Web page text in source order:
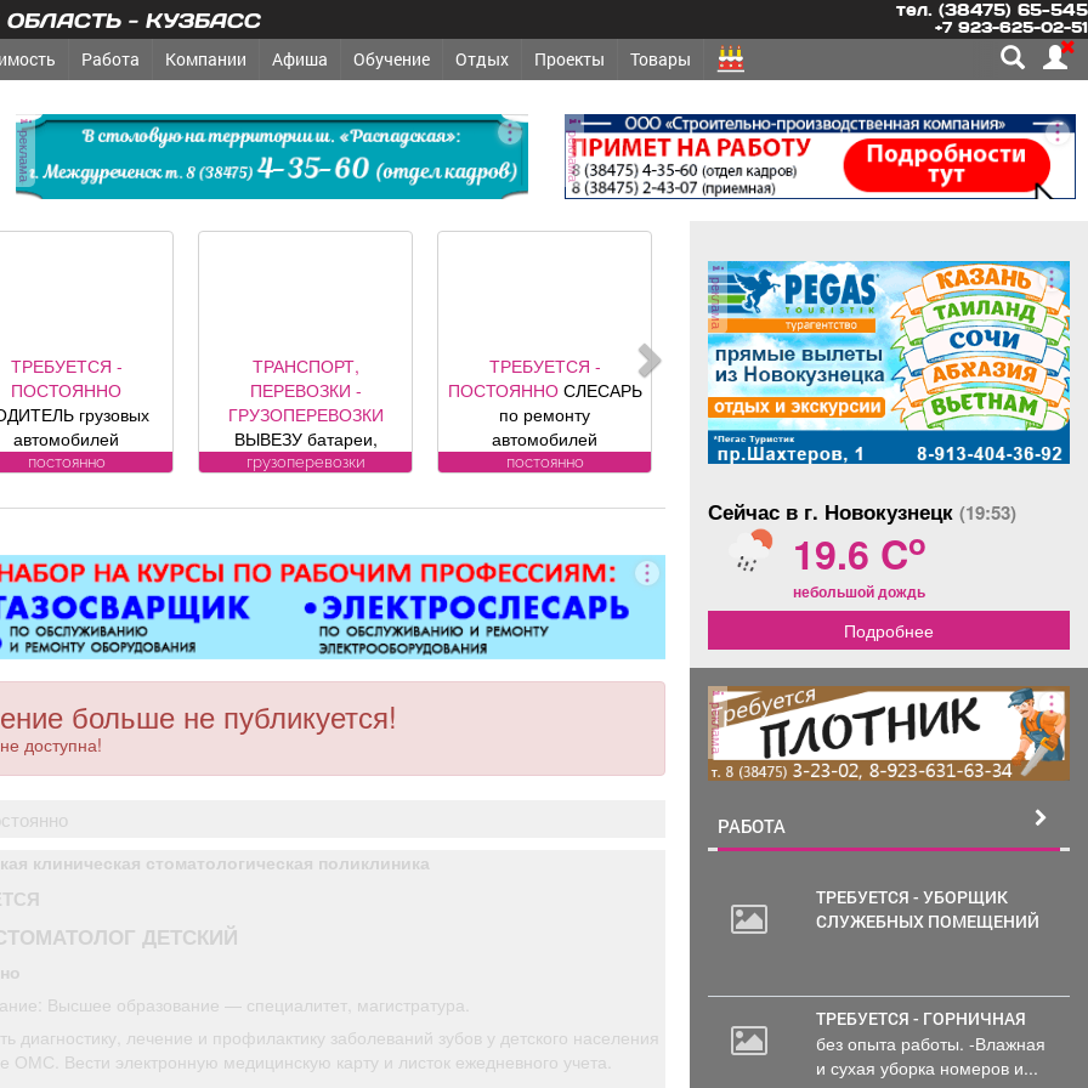
- КУЗБАСС тел. (38475) 65-545
+7 923-625-02-51
Работа Компании Афиша Обучение Отдых Проекты Товары
реклама реклама
ТРЕБУЕТСЯ -
ПОСТОЯННО
грузовых
автомобилей
Требования к
Подробности по
постоянно
ТРАНСПОРТ,
ПЕРЕВОЗКИ -
ГРУЗОПЕРЕВОЗКИ
ВЫВЕЗУ батареи,
ванны, печки,
БЕСПЛАТНО.
грузоперевозки
ТРЕБУЕТСЯ -
ПОСТОЯННОСЛЕСАРЬ
по ремонту
автомобилей
Требования к
Официальная
ТКРФ; социальные
гарантии и уверенность
в завтрашнем дне;
возможность
профессионального и
карьерного роста;
постоянно
больше не публикуется!
доступна!
клиническая стоматологическая поликлиника
ДЕТСКИЙ
Высшее образование — специалитет, магистратура.
диагностику, лечение и профилактику заболеваний зубов у детского населения
ОМС. Вести электронную медицинскую карту и листок ежедневного учета.
реклама
Сейчас в г. Новокузнецк (19:53)
19.6 Co
небольшой дождь
Подробнее
реклама
РАБОТА
ТРЕБУЕТСЯ - УБОРЩИК
СЛУЖЕБНЫХ ПОМЕЩЕНИЙ
ТРЕБУЕТСЯ - ГОРНИЧНАЯ
без опыта работы. -Влажная
и сухая уборка номеров и...